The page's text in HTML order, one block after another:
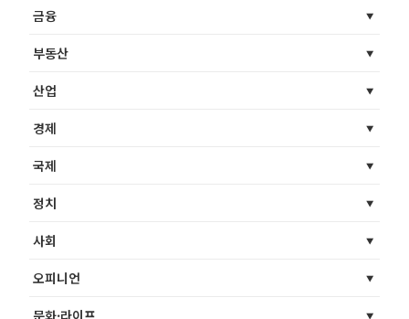
금융
부동산
산업
경제
국제
정치
사회
오피니언
문화·라이프